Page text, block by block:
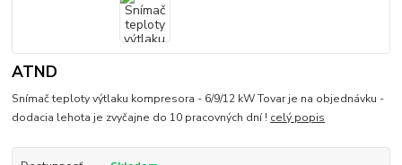
ATND
Snímač teploty výtlaku kompresora - 6/9/12 kW Tovar je na objednávku -
dodacia lehota je zvyčajne do 10 pracovných dní ! celý popis